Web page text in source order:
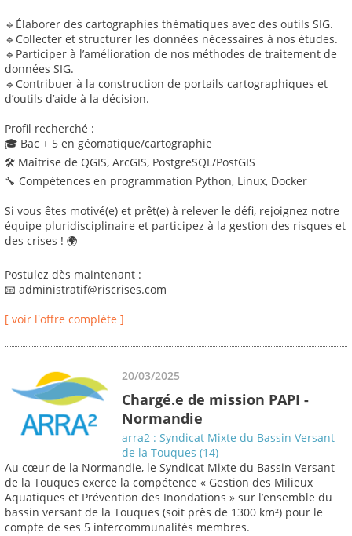
🔹Élaborer des cartographies thématiques avec des outils SIG.
🔹Collecter et structurer les données nécessaires à nos études.
🔹Participer à l’amélioration de nos méthodes de traitement de
données SIG.
🔹Contribuer à la construction de portails cartographiques et
d’outils d’aide à la décision.
Profil recherché :
🎓 Bac + 5 en géomatique/cartographie
🛠 Maîtrise de QGIS, ArcGIS, PostgreSQL/PostGIS
🔧 Compétences en programmation Python, Linux, Docker
Si vous êtes motivé(e) et prêt(e) à relever le défi, rejoignez notre
équipe pluridisciplinaire et participez à la gestion des risques et
des crises ! 🌍
Postulez dès maintenant :
📧 administratif@riscrises.com
[ voir l'offre complète ]
20/03/2025
Chargé.e de mission PAPI -
Normandie
arra2 : Syndicat Mixte du Bassin Versant
de la Touques (14)
Au cœur de la Normandie, le Syndicat Mixte du Bassin Versant
de la Touques exerce la compétence « Gestion des Milieux
Aquatiques et Prévention des Inondations » sur l’ensemble du
bassin versant de la Touques (soit près de 1300 km²) pour le
compte de ses 5 intercommunalités membres.